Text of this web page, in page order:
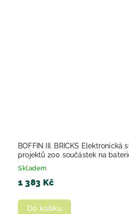
BOFFIN III. BRICKS Elektronická
projektů 200 součástek na
Skladem
1 383 Kč
Do košíku